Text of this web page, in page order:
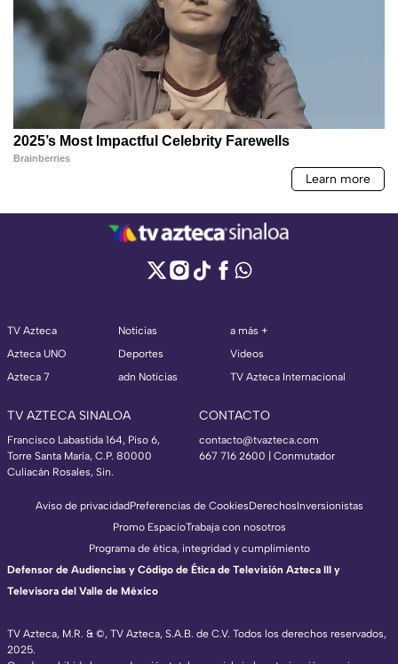
TV Azteca
Azteca UNO
Azteca 7
Noticias
Deportes
adn Noticias
a más +
Videos
TV Azteca Internacional
TV AZTECA SINALOA
Francisco Labastida 164, Piso 6,
Torre Santa María, C.P. 80000
Culiacán Rosales, Sin.
CONTACTO
contacto@tvazteca.com
667 716 2600 | Conmutador
TV Azteca, M.R. & ©, TV Azteca, S.A.B. de C.V. Todos los derechos reservados,
2025.
Aviso de privacidadPreferencias de CookiesDerechosInversionistas
Promo EspacioTrabaja con nosotros
Programa de ética, integridad y cumplimiento
Defensor de Audiencias y Código de Ética de Televisión Azteca III y
Televisora del Valle de México